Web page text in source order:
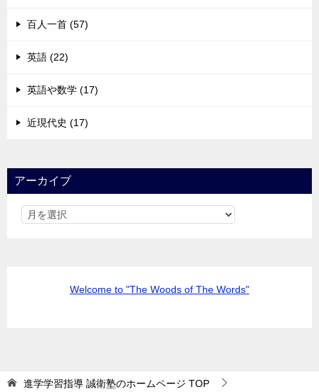
百人一首 (57)
英語 (22)
英語や数学 (17)
近現代史 (17)
アーカイブ
Welcome to "The Woods of The Words"
進学学習指導 誠衛塾のホームページ TOP